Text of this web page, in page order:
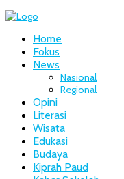
Home
Fokus
News
Nasional
Regional
Opini
Literasi
Wisata
Edukasi
Budaya
Kiprah Paud